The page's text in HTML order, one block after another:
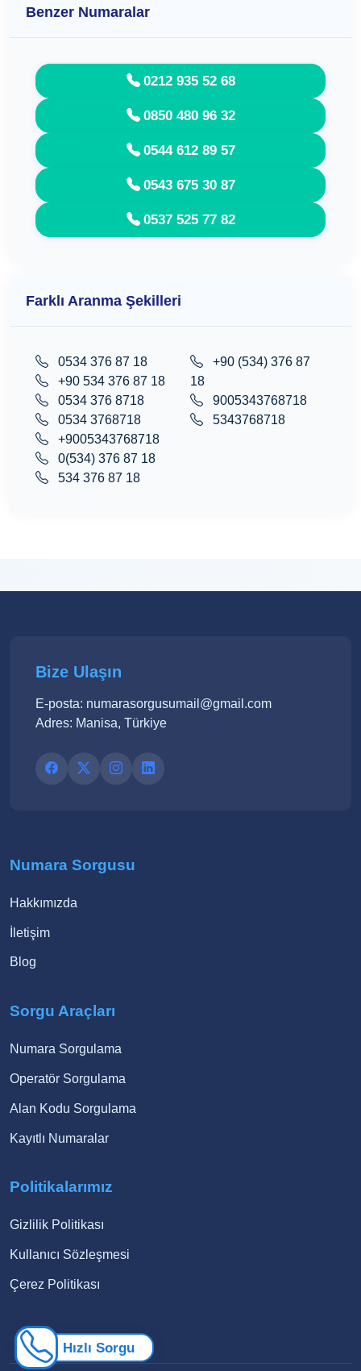
Benzer Numaralar
0212 935 52 68
0850 480 96 32
0544 612 89 57
0543 675 30 87
0537 525 77 82
Farklı Aranma Şekilleri
0534 376 87 18
+90 534 376 87 18
0534 376 8718
0534 3768718
+90 (534) 376 87
18
9005343768718
5343768718
+9005343768718
0(534) 376 87 18
534 376 87 18
Bize Ulaşın
E-posta: numarasorgusumail@gmail.com
Adres: Manisa, Türkiye
Numara Sorgusu
Hakkımızda
İletişim
Blog
Sorgu Araçları
Numara Sorgulama
Operatör Sorgulama
Alan Kodu Sorgulama
Kayıtlı Numaralar
Politikalarımız
Gizlilik Politikası
Kullanıcı Sözleşmesi
Çerez Politikası
Hızlı Sorgu